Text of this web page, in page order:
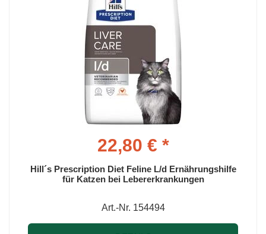
22,80 € *
Hill´s Prescription Diet Feline L/d Ernährungshilfe
für Katzen bei Lebererkrankungen
Art.-Nr. 154494